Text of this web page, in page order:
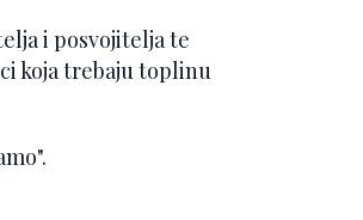
i posvojitelja te
koja trebaju toplinu